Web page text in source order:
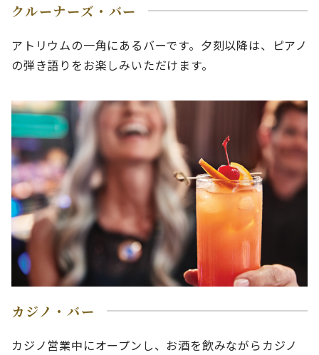
クルーナーズ・バー
アトリウムの一角にあるバーです。夕刻以降は、ピアノ
の弾き語りをお楽しみいただけます。
カジノ・バー
カジノ営業中にオープンし、お酒を飲みながらカジノ